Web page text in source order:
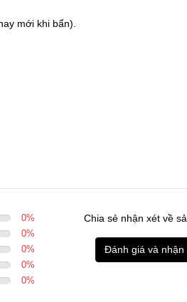
mới khi bẩn).
0%
0%
0%
0%
0%
Chia sẻ nhận xét về
Đánh giá và nhận